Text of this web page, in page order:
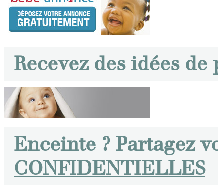
Recevez des idées
Enceinte ? Partagez
CONFIDENTIELLES